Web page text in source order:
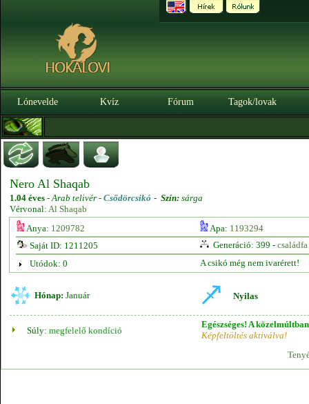
Lónevelde Kvíz Fórum Tagok/lovak
Nero Al Shaqab
1.04 éves -Arab telivér - Csődörcsikó - Szín: sárga
Vérvonal: Al Shaqab
Anya: 1209782 Apa: 1193294
Saját ID: 1211205
Generáció: 399 - családfa
Utódok: 0
A csikó még nem ivarérett!
Hónap: Január Nyilas
Súly: megfelelő kondíció
Egészséges! A
Képfeltöltés aktiválva!